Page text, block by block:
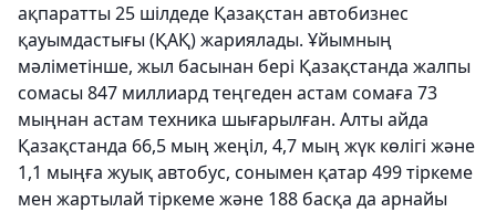
ақпаратты 25 шілдеде Қазақстан автобизнес
қауымдастығы (ҚАҚ) жариялады. Ұйымның
мәліметінше, жыл басынан бері Қазақстанда жалпы
сомасы 847 миллиард теңгеден астам сомаға 73
мыңнан астам техника шығарылған. Алты айда
Қазақстанда 66,5 мың жеңіл, 4,7 мың жүк көлігі және
1,1 мыңға жуық автобус, сонымен қатар 499 тіркеме
мен жартылай тіркеме және 188 басқа да арнайы